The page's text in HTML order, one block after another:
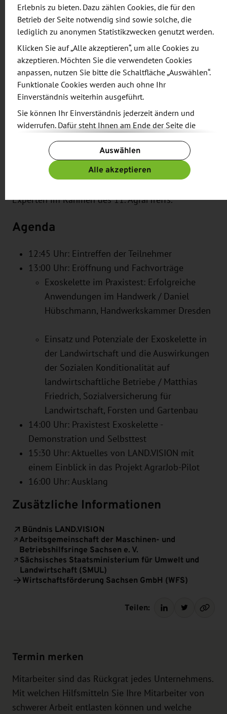
Die Veranstaltung zeigt auf, welche Potenziale
heute schon realisiert werden können und wie sich
diese Innovationen effizient in den betrieblichen
Alltag integrieren lassen.
Erleben Sie verschiedene Exoskelette hautnah bei
der Demonstration oder direkt im Selbsttest.
Darüber hinaus ist die Auszahlung von
Agrarförderungen seit dem 1. Januar 2025 über die
EU-Regelung im Rahmen der Gemeinsamen
Agrarpolitik (GAP) an die Einhaltung von arbeits-
und arbeitsschutzrechtlichen Vorschriften koppelt.
Welche Auswirkungen das für den
Experten im Rahmen des 11. AgrarTreffs.
Agenda
12:45 Uhr: Eintreffen der Teilnehmer
13:00 Uhr: Eröffnung und Fachvorträge
Exoskelette im Praxistest: Erfolgreiche
Anwendungen im Handwerk / Daniel
Hübschmann, Handwerkskammer Dresden
Einsatz und Potenziale der Exoskelette in
der Landwirtschaft und die Auswirkungen
der Sozialen Konditionalität auf
landwirtschaftliche Betriebe / Matthias
Friedrich, Sozialversicherung für
Landwirtschaft, Forsten und Gartenbau
14:00 Uhr: Praxistest Exoskelette -
Demonstration und Selbsttest
15:30 Uhr: Aktuelles von LAND.VISION mit
einem Einblick in das Projekt AgrarJob-Pilot
16:00 Uhr: Ausklang
Zusätzliche Informationen
Bündnis LAND.VISION
Arbeitsgemeinschaft der Maschinen- und
Betriebshilfsringe Sachsen e. V.
Sächsisches Staatsministerium für Umwelt und
Landwirtschaft (SMUL)
Wirtschaftsförderung Sachsen GmbH (WFS)
Teilen:
Termin merken
Mitarbeiter sind das Rückgrat jedes Unternehmens.
Mit welchen Hilfsmitteln Sie Ihre Mitarbeiter von
schwerer Arbeit entlasten können und welche
Erlebnis zu bieten. Dazu zählen Cookies, die für den
Betrieb der Seite notwendig sind sowie solche, die
lediglich zu anonymen Statistikzwecken genutzt werden.
Klicken Sie auf „Alle akzeptieren“, um alle Cookies zu
akzeptieren. Möchten Sie die verwendeten Cookies
anpassen, nutzen Sie bitte die Schaltfläche „Auswählen“.
Funktionale Cookies werden auch ohne Ihr
Einverständnis weiterhin ausgeführt.
Sie können Ihr Einverständnis jederzeit ändern und
widerrufen. Dafür steht Ihnen am Ende der Seite die
Verfügung.
Weitere Informationen finden Sie in unseren
Datenschutzbestimmungenund ergänzend in unserem
Auswählen
Alle akzeptieren